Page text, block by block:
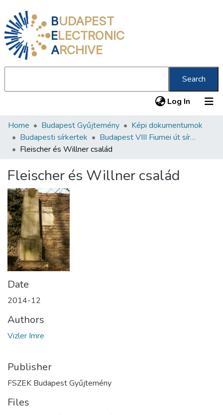
BUDAPEST
ELECTRONIC
ARCHIVE
Search
Log In (current)
Communities & Collections
All of DSpace
About us
Home Budapest Gyűjtemény
Képi dokumentumok
Budapesti sírkertek
Budapest VIII Fiumei út sírkert 3. rész
Fleischer és Willner család
Fleischer és Willner család
Date
2014-12
Authors
Vizler Imre
Publisher
FSZEK Budapest Gyűjtemény
Files